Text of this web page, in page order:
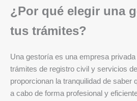
¿Por qué elegir una
tus trámites?
Una gestoría es una empresa
trámites de registro civil y servicios
proporcionan la tranquilidad de saber
a cabo de forma profesional y